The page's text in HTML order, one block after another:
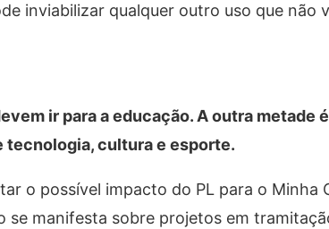
inviabilizar qualquer outro uso que não
ir para a educação. A outra metade
tecnologia, cultura e esporte.
o possível impacto do PL para o Minha
se manifesta sobre projetos em